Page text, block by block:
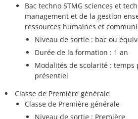
Bac techno STMG sciences et
management et de la gestion
ressources humaines et
Niveau de sortie : bac ou
Durée de la formation : 1 an
Modalités de scolarité : temps
présentiel
Classe de Première générale
Classe de Première générale
Niveau de sortie : Première